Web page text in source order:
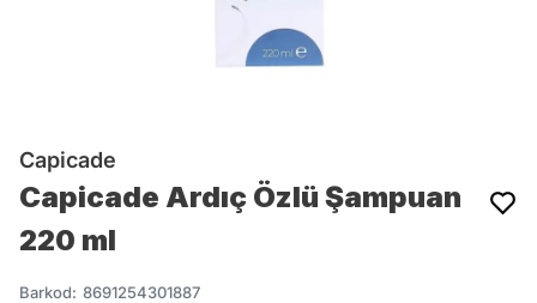
Capicade
Capicade Ardıç Özlü Şampuan
220 ml
Barkod: 8691254301887